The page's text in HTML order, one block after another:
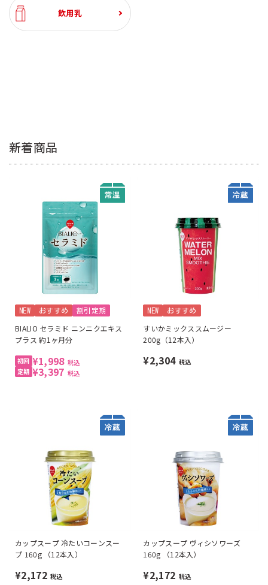
飲用乳
新着商品
NEW おすすめ 割引定期
BIALIO セラミド ニンニクエキス
プラス 約1ヶ月分
¥1,998 税込
¥3,397 税込
NEW おすすめ
すいかミックススムージー
200g（12本入）
¥2,304 税込
カップスープ 冷たいコーンスー
プ 160g （12本入）
¥2,172 税込
カップスープ ヴィシソワーズ
160g （12本入）
¥2,172 税込